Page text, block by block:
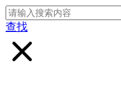
查找